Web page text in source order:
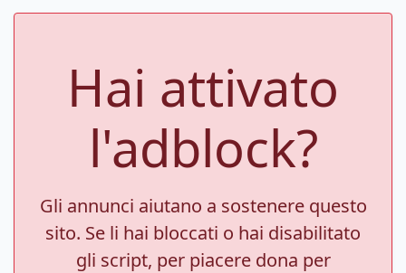
Hai attivato
l'adblock?
Gli annunci aiutano a sostenere questo
sito. Se li hai bloccati o hai disabilitato
gli script, per piacere dona per